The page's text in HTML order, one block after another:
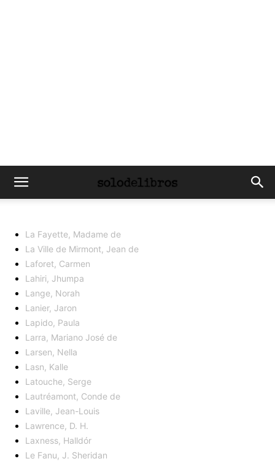
La Fayette, Madame de
La Ville de Mirmont, Jean de
Laforet, Carmen
Lahiri, Jhumpa
Lange, Norah
Lanier, Jaron
Lapido, Paula
Larra, Mariano José de
Larsen, Nella
Lasn, Kalle
Latouche, Serge
Lautréamont, Conde de
Laville, Jean-Louis
Lawrence, D. H.
Laxness, Halldór
Le Fanu, J. Sheridan